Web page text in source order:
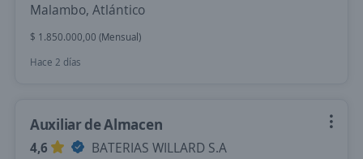
Malambo, Atlántico
$ 1.850.000,00 (Mensual)
Hace 2 días
Auxiliar de Almacen
4,6
BATERIAS WILLARD S.A